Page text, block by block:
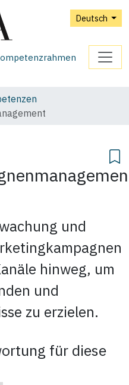
Deutsch
und
hinweg, um
und
zu erzielen.
für diese